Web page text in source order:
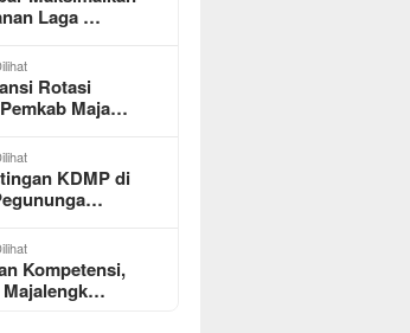
Laga …
Rotasi
Maja…
KDMP di
Kompetensi,
Majalengk…